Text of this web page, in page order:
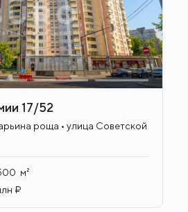
17/52
роща • улица Советской
м²
₽